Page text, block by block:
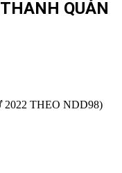
QUẢN
THEO NDD98)